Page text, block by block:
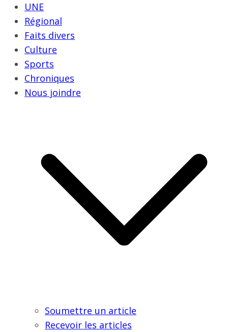
UNE
Régional
Faits divers
Culture
Sports
Chroniques
Nous joindre
Soumettre un article
Recevoir les articles